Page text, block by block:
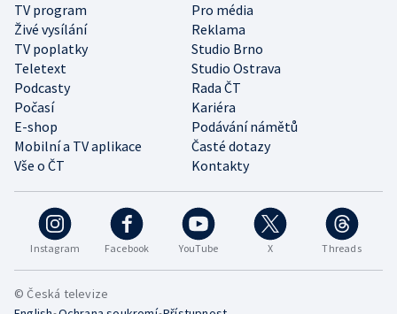
Instagram Facebook YouTube X Threads
TV program
Pro média
Živé vysílání
Reklama
TV poplatky
Studio Brno
Teletext
Studio Ostrava
Podcasty
Rada ČT
Počasí
Kariéra
E-shop
Podávání námětů
Mobilní a TV aplikace
Časté dotazy
Vše o ČT
Kontakty
© Česká televize